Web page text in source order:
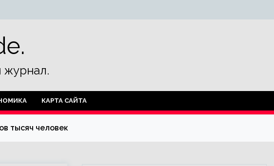
журнал.
КАРТА САЙТА
тысяч человек